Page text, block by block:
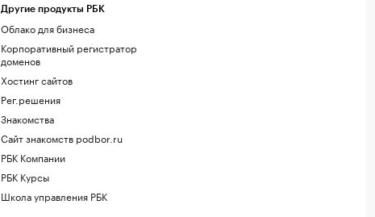
Другие продукты РБК
Облако для бизнеса
Корпоративный регистратор
доменов
Хостинг сайтов
Рег.решения
Знакомства
Сайт знакомств podbor.ru
РБК Компании
РБК Курсы
Школа управления РБК